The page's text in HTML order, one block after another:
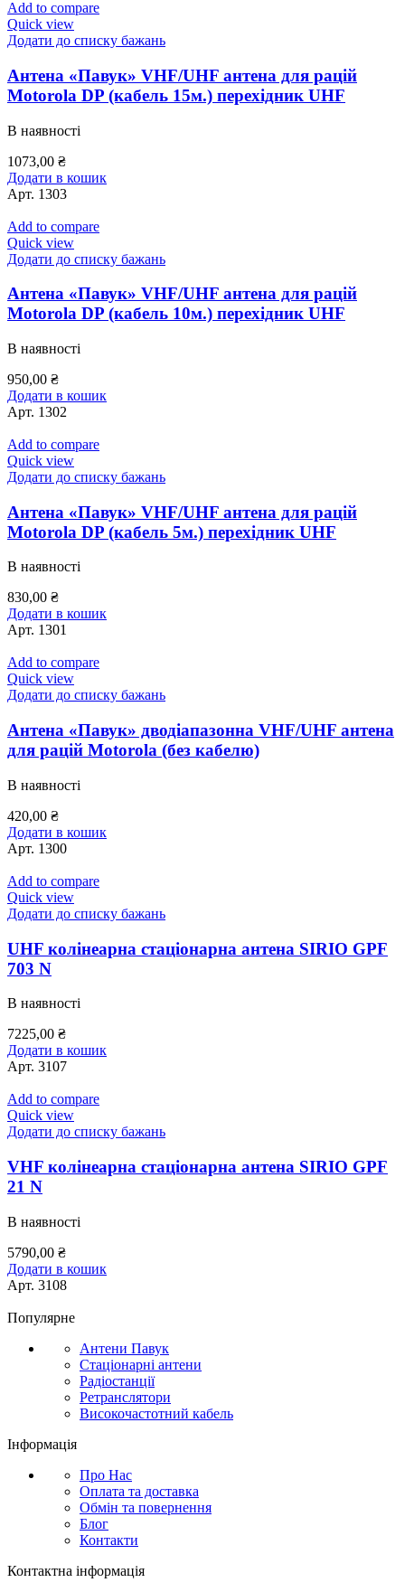
Add to compare
Quick view
Додати до списку бажань
Антена «Павук» VHF/UHF антена для рацій
Motorola DP (кабель 15м.) перехідник UHF
В наявності
1073,00 ₴
Додати в кошик
Арт. 1303
Add to compare
Quick view
Додати до списку бажань
Антена «Павук» VHF/UHF антена для рацій
Motorola DP (кабель 10м.) перехідник UHF
В наявності
950,00 ₴
Додати в кошик
Арт. 1302
Add to compare
Quick view
Додати до списку бажань
Антена «Павук» VHF/UHF антена для рацій
Motorola DP (кабель 5м.) перехідник UHF
В наявності
830,00 ₴
Додати в кошик
Арт. 1301
Add to compare
Quick view
Додати до списку бажань
Антена «Павук» дводіапазонна VHF/UHF антена
для рацій Motorola (без кабелю)
В наявності
420,00 ₴
Додати в кошик
Арт. 1300
Add to compare
Quick view
Додати до списку бажань
UHF колінеарна стаціонарна антена SIRIO GPF
703 N
В наявності
7225,00 ₴
Додати в кошик
Арт. 3107
Add to compare
Quick view
Додати до списку бажань
VHF колінеарна стаціонарна антена SIRIO GPF
21 N
В наявності
5790,00 ₴
Додати в кошик
Арт. 3108
Популярне
Антени Павук
Стаціонарні антени
Радіостанції
Ретранслятори
Високочастотний кабель
Інформація
Про Нас
Оплата та доставка
Обмін та повернення
Блог
Контакти
Контактна інформація